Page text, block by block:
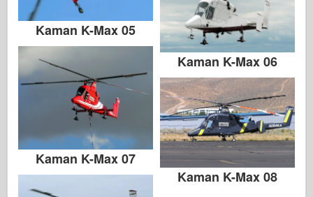
Albumit - Valokuvat
Kävele ympäriinsä
Kirjoja
Meihin yhteyttä
Le-lehti
Kaman K-Max 05
Kaman K-Max 06
Kaman K-Max 07
Kaman K-Max 08